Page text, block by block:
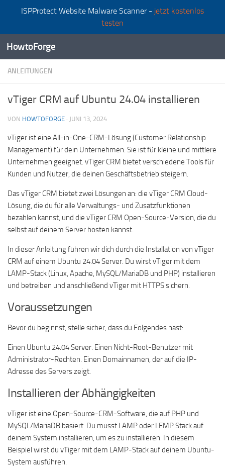
ISPProtect Website Malware Scanner - jetzt kostenlos
testen
Zum Inhalt springen
HowtoForge
ANLEITUNGEN
vTiger CRM auf Ubuntu 24.04 installieren
VON HOWTOFORGE · JUNI 13, 2024
vTiger ist eine All-in-One-CRM-Lösung (Customer Relationship
Management) für dein Unternehmen. Sie ist für kleine und mittlere
Unternehmen geeignet. vTiger CRM bietet verschiedene Tools für
Kunden und Nutzer, die deinen Geschäftsbetrieb steigern.
Das vTiger CRM bietet zwei Lösungen an: die vTiger CRM Cloud-
Lösung, die du für alle Verwaltungs- und Zusatzfunktionen
bezahlen kannst, und die vTiger CRM Open-Source-Version, die du
selbst auf deinem Server hosten kannst.
In dieser Anleitung führen wir dich durch die Installation von vTiger
CRM auf einem Ubuntu 24.04 Server. Du wirst vTiger mit dem
LAMP-Stack (Linux, Apache, MySQL/MariaDB und PHP) installieren
und betreiben und anschließend vTiger mit HTTPS sichern.
Voraussetzungen
Bevor du beginnst, stelle sicher, dass du Folgendes hast:
Einen Ubuntu 24.04 Server. Einen Nicht-Root-Benutzer mit
Administrator-Rechten. Einen Domainnamen, der auf die IP-
Adresse des Servers zeigt.
Installieren der Abhängigkeiten
vTiger ist eine Open-Source-CRM-Software, die auf PHP und
MySQL/MariaDB basiert. Du musst LAMP oder LEMP Stack auf
deinem System installieren, um es zu installieren. In diesem
Beispiel wirst du vTiger mit dem LAMP-Stack auf deinem Ubuntu-
System ausführen.